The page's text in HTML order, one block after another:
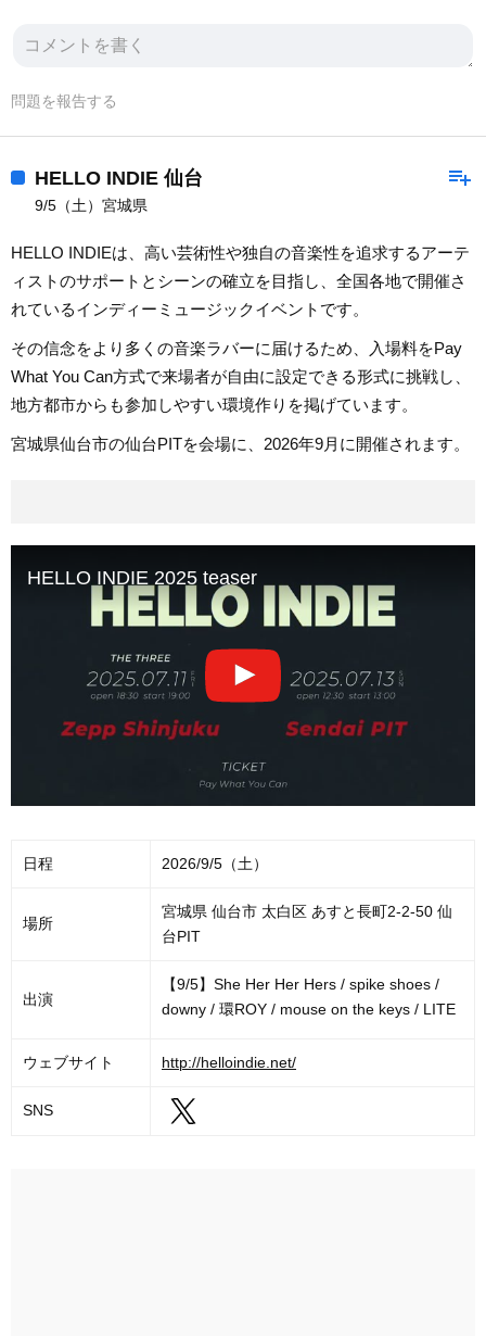
問題を報告する
playlist_add
HELLO INDIE 仙台
9/5（土）宮城県
HELLO INDIEは、高い芸術性や独自の音楽性を追求するアーテ
ィストのサポートとシーンの確立を目指し、全国各地で開催さ
れているインディーミュージックイベントです。
その信念をより多くの音楽ラバーに届けるため、入場料をPay
What You Can方式で来場者が自由に設定できる形式に挑戦し、
地方都市からも参加しやすい環境作りを掲げています。
宮城県仙台市の仙台PITを会場に、2026年9月に開催されます。
HELLO INDIE 2025 teaser
日程 2026/9/5（土）
場所
宮城県 仙台市 太白区 あすと長町2-2-50 仙
台PIT
出演
【9/5】She Her Her Hers / spike shoes /
downy / 環ROY / mouse on the keys / LITE
ウェブサイト http://helloindie.net/
SNS